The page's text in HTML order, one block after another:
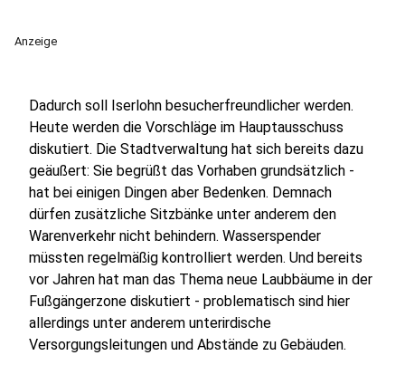
Anzeige
Dadurch soll Iserlohn besucherfreundlicher werden.
Heute werden die Vorschläge im Hauptausschuss
diskutiert. Die Stadtverwaltung hat sich bereits dazu
geäußert: Sie begrüßt das Vorhaben grundsätzlich -
hat bei einigen Dingen aber Bedenken. Demnach
dürfen zusätzliche Sitzbänke unter anderem den
Warenverkehr nicht behindern. Wasserspender
müssten regelmäßig kontrolliert werden. Und bereits
vor Jahren hat man das Thema neue Laubbäume in der
Fußgängerzone diskutiert - problematisch sind hier
allerdings unter anderem unterirdische
Versorgungsleitungen und Abstände zu Gebäuden.